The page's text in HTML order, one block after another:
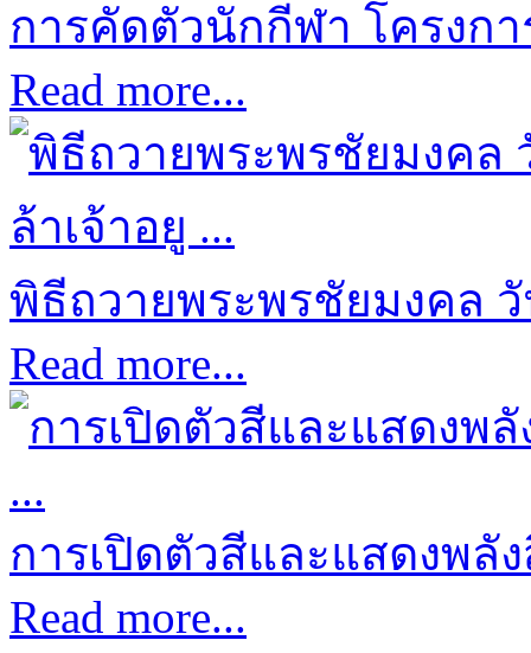
การคัดตัวนักกีฬา โครงก
Read more...
พิธีถวายพระพรชัยมงคล
Read more...
การเปิดตัวสีและแสดงพลั
Read more...